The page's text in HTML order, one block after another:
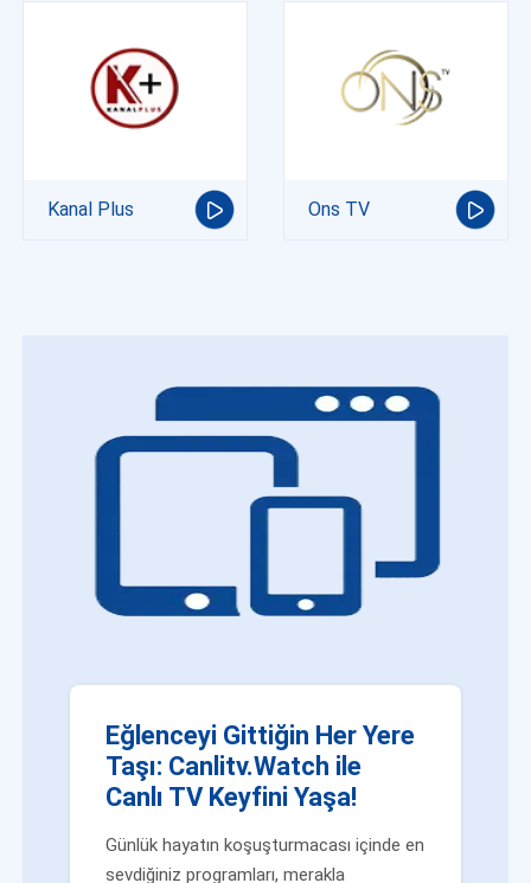
Kanal Plus Ons TV
Eğlenceyi Gittiğin Her Yere
Taşı: Canlitv.Watch ile
Canlı TV Keyfini Yaşa!
Günlük hayatın koşuşturmacası içinde en
sevdiğiniz programları, merakla